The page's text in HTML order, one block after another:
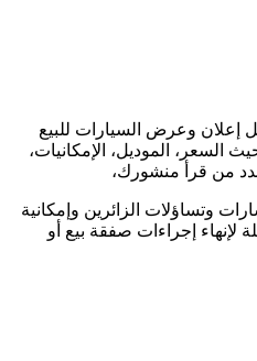
إعلان وعرض السيارات للبيع
السعر، الموديل، الإمكانيات،
من قرأ منشورك،
وتساؤلات الزائرين وإمكانية
لإنهاء إجراءات صفقة بيع أو